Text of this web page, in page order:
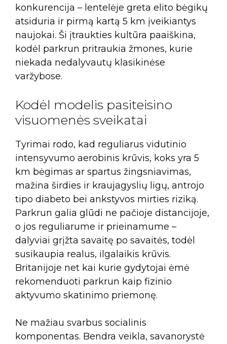
konkurencija – lentelėje greta elito bėgikų
atsiduria ir pirmą kartą 5 km įveikiantys
naujokai. Ši įtraukties kultūra paaiškina,
kodėl parkrun pritraukia žmones, kurie
niekada nedalyvautų klasikinėse
varžybose.
Kodėl modelis pasiteisino
visuomenės sveikatai
Tyrimai rodo, kad reguliarus vidutinio
intensyvumo aerobinis krūvis, koks yra 5
km bėgimas ar spartus žingsniavimas,
mažina širdies ir kraujagyslių ligų, antrojo
tipo diabeto bei ankstyvos mirties riziką.
Parkrun galia glūdi ne pačioje distancijoje,
o jos reguliarume ir prieinamume –
dalyviai grįžta savaitę po savaitės, todėl
susikaupia realus, ilgalaikis krūvis.
Britanijoje net kai kurie gydytojai ėmė
rekomenduoti parkrun kaip fizinio
aktyvumo skatinimo priemonę.
Ne mažiau svarbus socialinis
komponentas. Bendra veikla, savanorystė